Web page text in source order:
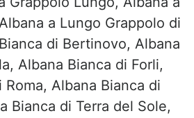
a Lungo Grappolo di
di Bertinovo, Albana
Albana Bianca di Forli,
Albana Bianca di
Bianca di Terra del Sole,